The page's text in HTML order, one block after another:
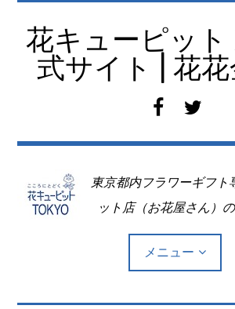
花キューピット
式サイト | 花花
f
c
b
o
k
i
t
e
東京都内フラワーギフト
ット店（お花屋さん）
メニュー